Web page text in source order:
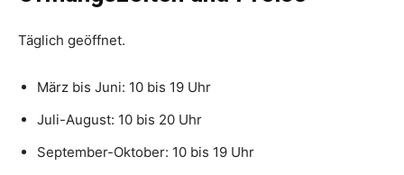
Täglich geöffnet.
März bis Juni: 10 bis 19 Uhr
Juli-August: 10 bis 20 Uhr
September-Oktober: 10 bis 19 Uhr